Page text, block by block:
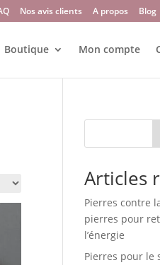
Nos avis clients A propos Blog
Boutique Mon compte
Articles
Pierres contre
pierres pour
l’énergie
Pierres pour le